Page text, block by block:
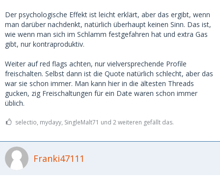
Der psychologische Effekt ist leicht erklärt, aber das ergibt, wenn
man darüber nachdenkt, natürlich überhaupt keinen Sinn. Das ist,
wie wenn man sich im Schlamm festgefahren hat und extra Gas
gibt, nur kontraproduktiv.
Weiter auf red flags achten, nur vielversprechende Profile
freischalten. Selbst dann ist die Quote natürlich schlecht, aber das
war sie schon immer. Man kann hier in die ältesten Threads
gucken, zig Freischaltungen für ein Date waren schon immer
üblich.
selectio, mydayy, SingleMalt71 und 2 weiteren gefällt das.
Franki47111